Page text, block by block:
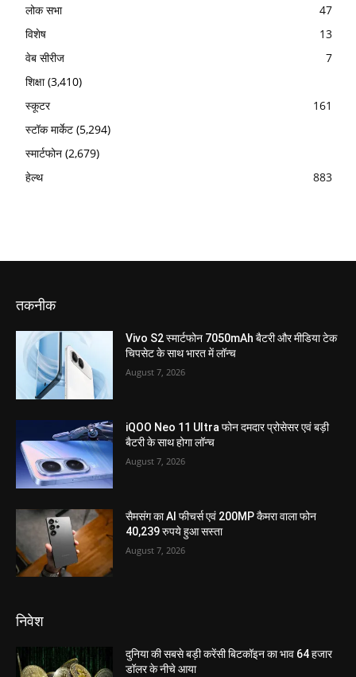
लोक सभा
47
विशेष
13
वेब सीरीज
7
शिक्षा(3,410)
स्कूटर
161
स्टॉक मार्केट (5,294)
स्मार्टफोन (2,679)
हेल्थ
883
तकनीक
Vivo S2 स्मार्टफोन 7050mAh बैटरी और मीडिया टेक
चिपसेट के साथ भारत में लॉन्च
August 7, 2026
iQOO Neo 11 Ultra फोन दमदार प्रोसेसर एवं बड़ी
बैटरी के साथ होगा लॉन्च
August 7, 2026
सैमसंग का AI फीचर्स एवं 200MP कैमरा वाला फोन
40,239 रुपये हुआ सस्ता
August 7, 2026
निवेश
दुनिया की सबसे बड़ी करेंसी बिटकॉइन का भाव 64 हजार
डॉलर के नीचे आया